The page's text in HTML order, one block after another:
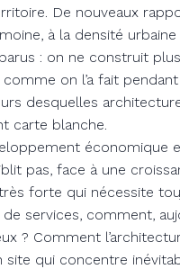
De nouveaux
à la densité
: on ne construit plus
on l’a fait
desquelles
carte blanche.
économique
pas, face à une
forte qui nécessite
services, comment,
? Comment
site qui concentre